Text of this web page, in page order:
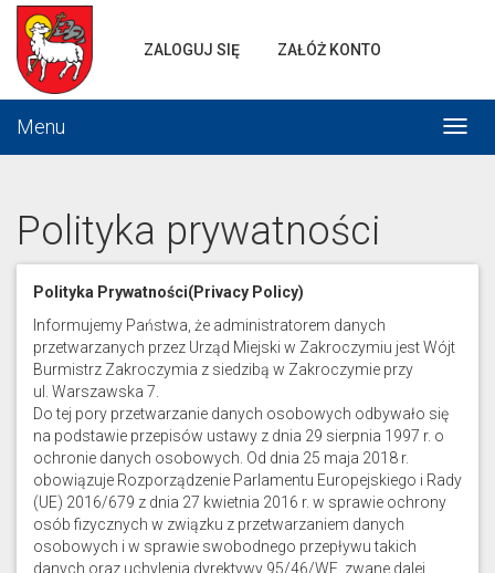
Portal
gminnej
komunikacji
ZALOGUJ SIĘ ZAŁÓŻ KONTO
Menu
Polityka prywatności
Polityka Prywatności(Privacy Policy)
Informujemy Państwa, że administratorem danych
przetwarzanych przez Urząd Miejski w Zakroczymiu jest Wójt
Burmistrz Zakroczymia z siedzibą w Zakroczymie przy
ul. Warszawska 7.
Do tej pory przetwarzanie danych osobowych odbywało się
na podstawie przepisów ustawy z dnia 29 sierpnia 1997 r. o
ochronie danych osobowych. Od dnia 25 maja 2018 r.
obowiązuje Rozporządzenie Parlamentu Europejskiego i Rady
(UE) 2016/679 z dnia 27 kwietnia 2016 r. w sprawie ochrony
osób fizycznych w związku z przetwarzaniem danych
osobowych i w sprawie swobodnego przepływu takich
danych oraz uchylenia dyrektywy 95/46/WE, zwane dalej